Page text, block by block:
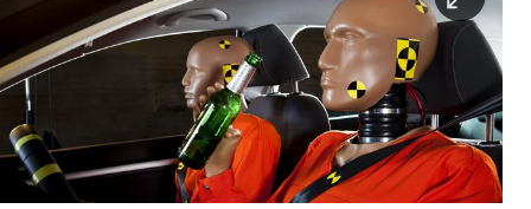
nord
wahrheit
verlag
verlag